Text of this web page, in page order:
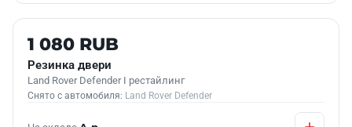
Б/У В НАЛИЧИИ
1 080 RUB
Резинка двери
Land Rover Defender I рестайлинг
Снято с автомобиля: Land Rover Defender